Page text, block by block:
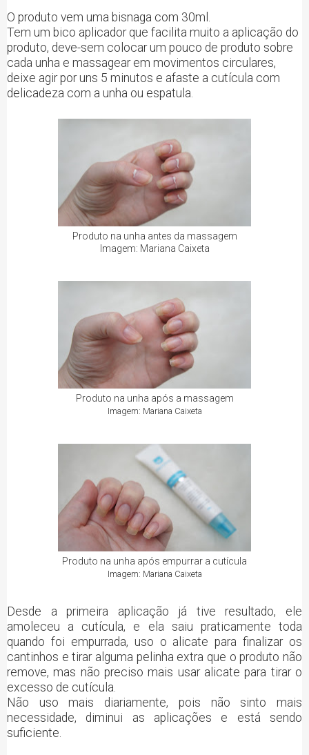
O produto vem uma bisnaga com 30ml.
Tem um bico aplicador que facilita muito a aplicação do
produto, deve-sem colocar um pouco de produto sobre
cada unha e massagear em movimentos circulares,
deixe agir por uns 5 minutos e afaste a cutícula com
delicadeza com a unha ou espatula.
Produto na unha antes da massagem
Imagem: Mariana Caixeta
Produto na unha após a massagem
Imagem: Mariana Caixeta
Produto na unha após empurrar a cutícula
Imagem: Mariana Caixeta
Desde a primeira aplicação já tive resultado, ele
amoleceu a cutícula, e ela saiu praticamente toda
quando foi empurrada, uso o alicate para finalizar os
cantinhos e tirar alguma pelinha extra que o produto não
remove, mas não preciso mais usar alicate para tirar o
excesso de cutícula.
Não uso mais diariamente, pois não sinto mais
necessidade, diminui as aplicações e está sendo
suficiente.